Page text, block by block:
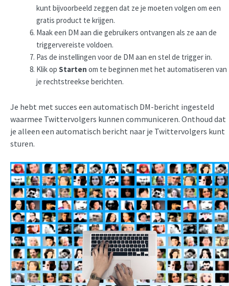
kunt bijvoorbeeld zeggen dat ze je moeten volgen om een
gratis product te krijgen.
Maak een DM aan die gebruikers ontvangen als ze aan de
triggervereiste voldoen.
Pas de instellingen voor de DM aan en stel de trigger in.
Klik op Starten om te beginnen met het automatiseren van
je rechtstreekse berichten.
Je hebt met succes een automatisch DM-bericht ingesteld
waarmee Twittervolgers kunnen communiceren. Onthoud dat
je alleen een automatisch bericht naar je Twittervolgers kunt
sturen.